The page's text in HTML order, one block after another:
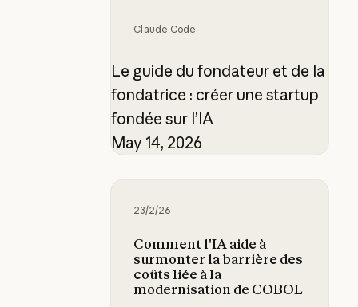
Claude Code
Le guide du fondateur et de la
fondatrice : créer une startup
fondée sur l’IA
May 14, 2026
23/2/26
Comment l'IA aide à
surmonter la barrière des
coûts liée à la
modernisation de COBOL
Comment l'IA aide à surmonter la